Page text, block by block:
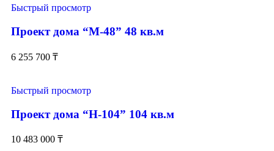
Быстрый просмотр
Проект дома “М-48” 48 кв.м
6 255 700 ₸
Быстрый просмотр
Проект дома “Н-104” 104 кв.м
10 483 000 ₸